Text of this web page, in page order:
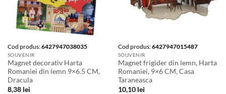
Cod produs:6427947038035
SOUVENIR
Magnet decorativ Harta
Romaniei din lemn 9×6.5 CM,
Dracula
8,38 lei
Cod produs:6427947015487
SOUVENIR
Magnet frigider din lemn, Harta
Romaniei, 9×6 CM, Casa
Taraneasca
10,10 lei